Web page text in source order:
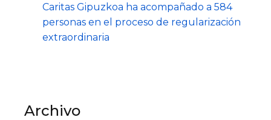
Caritas Gipuzkoa ha acompañado a 584
personas en el proceso de regularización
extraordinaria
Archivo